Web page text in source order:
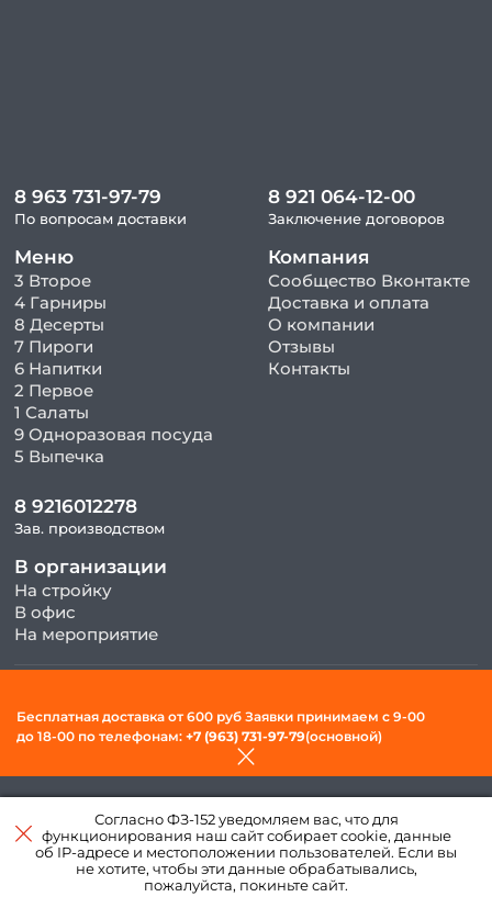
8 963 731-97-79
По вопросам доставки
Меню
3 Второе
4 Гарниры
8 Десерты
7 Пироги
6 Напитки
2 Первое
1 Салаты
9 Одноразовая посуда
5 Выпечка
8 921 064-12-00
Заключение договоров
Компания
Сообщество Вконтакте
Доставка и оплата
О компании
Отзывы
Контакты
8 9216012278
Зав. производством
В организации
На стройку
В офис
На мероприятие
права защищены.
Политика конфиденциальности и обработки персональных
Создано в интернет–
агентстве«Пегас»
Согласно ФЗ-152 уведомляем вас, что для
функционирования наш сайт собирает cookie, данные
об IP-адресе и местоположении пользователей. Если вы
не хотите, чтобы эти данные обрабатывались,
пожалуйста, покиньте сайт.
Бесплатная доставка от 600 руб Заявки принимаем c 9-00
до 18-00 по телефонам: +7 (963) 731-97-79(основной)